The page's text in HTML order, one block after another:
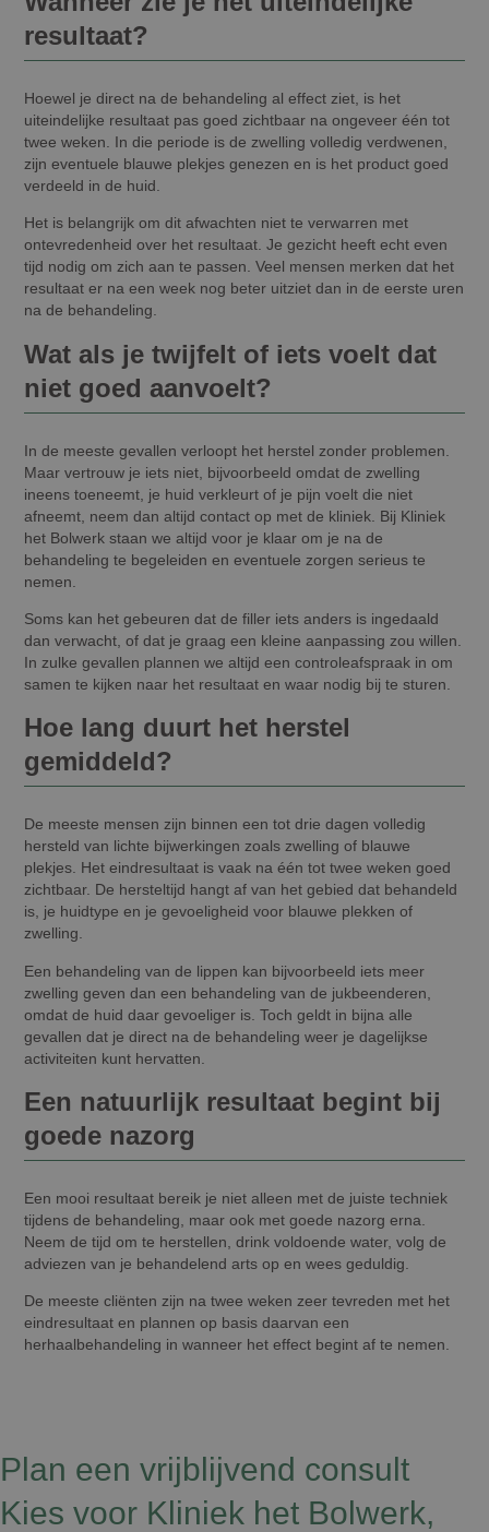
resultaat?
Hoewel je direct na de behandeling al effect ziet, is het
uiteindelijke resultaat pas goed zichtbaar na ongeveer één tot
twee weken. In die periode is de zwelling volledig verdwenen,
zijn eventuele blauwe plekjes genezen en is het product goed
verdeeld in de huid.
Het is belangrijk om dit afwachten niet te verwarren met
ontevredenheid over het resultaat. Je gezicht heeft echt even
tijd nodig om zich aan te passen. Veel mensen merken dat het
resultaat er na een week nog beter uitziet dan in de eerste uren
na de behandeling.
Wat als je twijfelt of iets voelt dat
niet goed aanvoelt?
In de meeste gevallen verloopt het herstel zonder problemen.
Maar vertrouw je iets niet, bijvoorbeeld omdat de zwelling
ineens toeneemt, je huid verkleurt of je pijn voelt die niet
afneemt, neem dan altijd contact op met de kliniek. Bij Kliniek
het Bolwerk staan we altijd voor je klaar om je na de
behandeling te begeleiden en eventuele zorgen serieus te
nemen.
Soms kan het gebeuren dat de filler iets anders is ingedaald
dan verwacht, of dat je graag een kleine aanpassing zou willen.
In zulke gevallen plannen we altijd een controleafspraak in om
samen te kijken naar het resultaat en waar nodig bij te sturen.
Hoe lang duurt het herstel
gemiddeld?
De meeste mensen zijn binnen een tot drie dagen volledig
hersteld van lichte bijwerkingen zoals zwelling of blauwe
plekjes. Het eindresultaat is vaak na één tot twee weken goed
zichtbaar. De hersteltijd hangt af van het gebied dat behandeld
is, je huidtype en je gevoeligheid voor blauwe plekken of
zwelling.
Een behandeling van de lippen kan bijvoorbeeld iets meer
zwelling geven dan een behandeling van de jukbeenderen,
omdat de huid daar gevoeliger is. Toch geldt in bijna alle
gevallen dat je direct na de behandeling weer je dagelijkse
activiteiten kunt hervatten.
Een natuurlijk resultaat begint bij
goede nazorg
Een mooi resultaat bereik je niet alleen met de juiste techniek
tijdens de behandeling, maar ook met goede nazorg erna.
Neem de tijd om te herstellen, drink voldoende water, volg de
adviezen van je behandelend arts op en wees geduldig.
De meeste cliënten zijn na twee weken zeer tevreden met het
eindresultaat en plannen op basis daarvan een
herhaalbehandeling in wanneer het effect begint af te nemen.
Plan een vrijblijvend consult
Kies voor Kliniek het Bolwerk,